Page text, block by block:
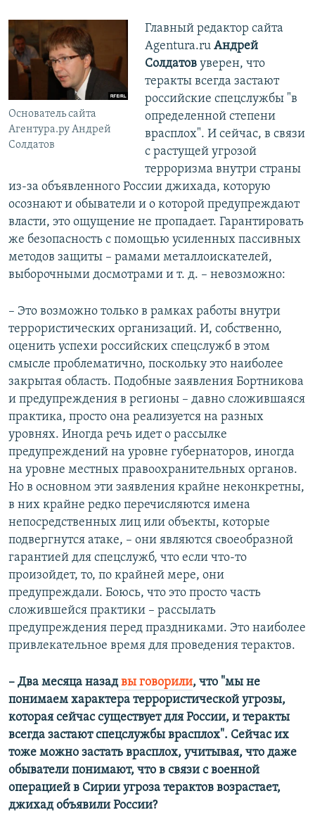
Основатель сайта
Агентура.ру Андрей
Солдатов
Главный редактор сайта
Agentura.ru Андрей
Солдатовуверен, что
теракты всегда застают
российские спецслужбы "в
определенной степени
врасплох". И сейчас, в связи
с растущей угрозой
терроризма внутри страны
из-за объявленного России джихада, которую
осознают и обыватели и о которой предупреждают
власти, это ощущение не пропадает. Гарантировать
же безопасность с помощью усиленных пассивных
методов защиты – рамами металлоискателей,
выборочными досмотрами и т. д. – невозможно:
– Это возможно только в рамках работы внутри
террористических организаций. И, собственно,
оценить успехи российских спецслужб в этом
смысле проблематично, поскольку это наиболее
закрытая область. Подобные заявления Бортникова
и предупреждения в регионы – давно сложившаяся
практика, просто она реализуется на разных
уровнях. Иногда речь идет о рассылке
предупреждений на уровне губернаторов, иногда
на уровне местных правоохранительных органов.
Но в основном эти заявления крайне неконкретны,
в них крайне редко перечисляются имена
непосредственных лиц или объекты, которые
подвергнутся атаке, – они являются своеобразной
гарантией для спецслужб, что если что-то
произойдет, то, по крайней мере, они
предупреждали. Боюсь, что это просто часть
сложившейся практики – рассылать
предупреждения перед праздниками. Это наиболее
привлекательное время для проведения терактов.
– Два месяца назадвы говорили, что "мы не
понимаем характера террористической угрозы,
которая сейчас существует для России, и теракты
всегда застают спецслужбы врасплох". Сейчас их
тоже можно застать врасплох, учитывая, что даже
обыватели понимают, что в связи с военной
операцией в Сирии угроза терактов возрастает,
джихад объявили России?